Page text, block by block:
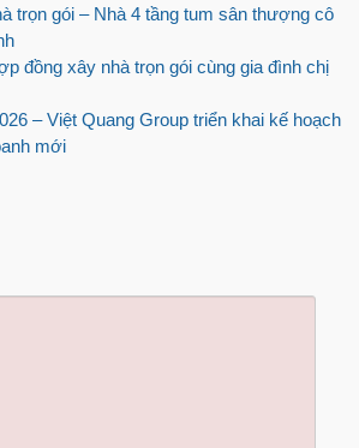
trọn gói – Nhà 4 tầng tum sân thượng cô
đồng xây nhà trọn gói cùng gia đình chị
– Việt Quang Group triển khai kế hoạch
mới